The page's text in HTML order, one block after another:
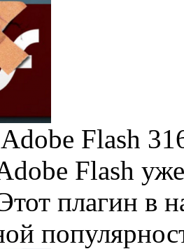
Flash
Flash
плагин в